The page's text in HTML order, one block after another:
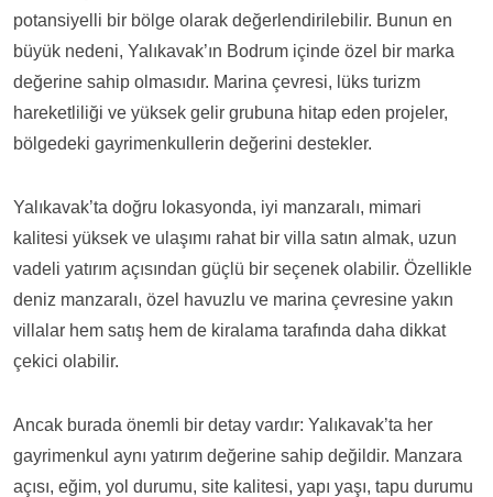
potansiyelli bir bölge olarak değerlendirilebilir. Bunun en
büyük nedeni, Yalıkavak’ın Bodrum içinde özel bir marka
değerine sahip olmasıdır. Marina çevresi, lüks turizm
hareketliliği ve yüksek gelir grubuna hitap eden projeler,
bölgedeki gayrimenkullerin değerini destekler.
Yalıkavak’ta doğru lokasyonda, iyi manzaralı, mimari
kalitesi yüksek ve ulaşımı rahat bir villa satın almak, uzun
vadeli yatırım açısından güçlü bir seçenek olabilir. Özellikle
deniz manzaralı, özel havuzlu ve marina çevresine yakın
villalar hem satış hem de kiralama tarafında daha dikkat
çekici olabilir.
Ancak burada önemli bir detay vardır: Yalıkavak’ta her
gayrimenkul aynı yatırım değerine sahip değildir. Manzara
açısı, eğim, yol durumu, site kalitesi, yapı yaşı, tapu durumu